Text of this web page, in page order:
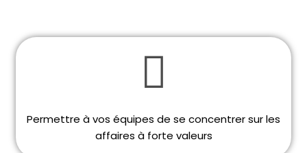
Permettre à vos équipes de se concentrer sur les
affaires à forte valeurs